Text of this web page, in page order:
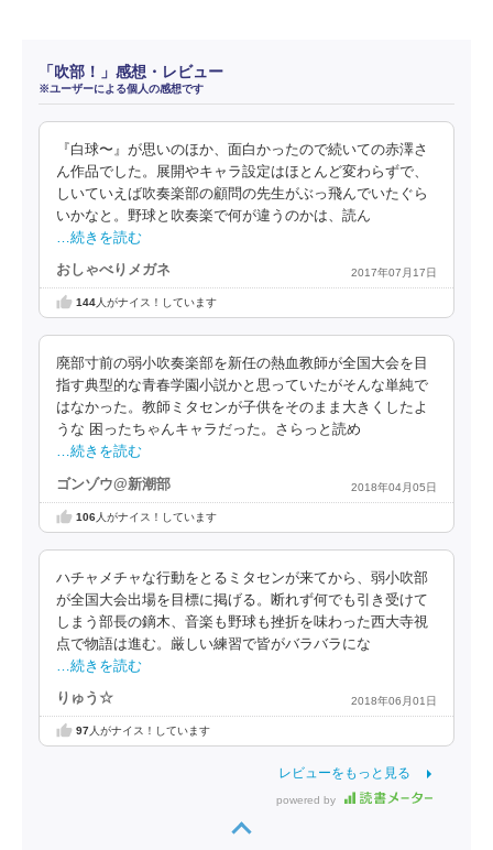
「吹部！」感想・レビュー
※ユーザーによる個人の感想です
『白球〜』が思いのほか、面白かったので続いての赤澤さ
ん作品でした。展開やキャラ設定はほとんど変わらずで、
しいていえば吹奏楽部の顧問の先生がぶっ飛んでいたぐら
いかなと。野球と吹奏楽で何が違うのかは、読ん
…続きを読む
おしゃべりメガネ 2017年07月17日
144人がナイス！しています
廃部寸前の弱小吹奏楽部を新任の熱血教師が全国大会を目
指す典型的な青春学園小説かと思っていたがそんな単純で
はなかった。教師ミタセンが子供をそのまま大きくしたよ
うな 困ったちゃんキャラだった。さらっと読め
…続きを読む
ゴンゾウ@新潮部 2018年04月05日
106人がナイス！しています
ハチャメチャな行動をとるミタセンが来てから、弱小吹部
が全国大会出場を目標に掲げる。断れず何でも引き受けて
しまう部長の鏑木、音楽も野球も挫折を味わった西大寺視
点で物語は進む。厳しい練習で皆がバラバラにな
…続きを読む
りゅう☆ 2018年06月01日
97人がナイス！しています
レビューをもっと見る
powered by